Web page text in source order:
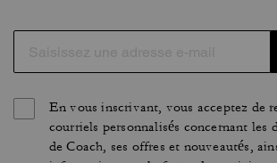
En vous inscrivant, vous acceptez de
courriels personnalisés concernant les
de Coach, ses offres et nouveautés,